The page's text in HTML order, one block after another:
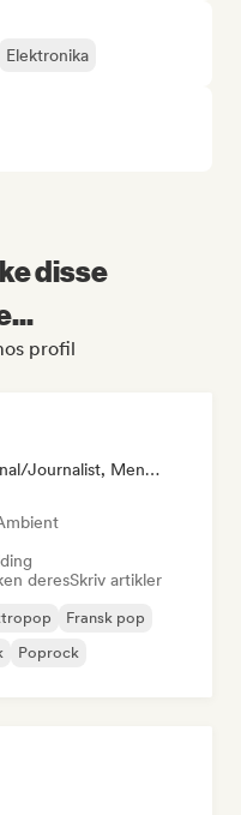
Elektronika
disse
profil
Plateselskap, Mediekanal/journalist, Mentor
deresSkriv artikler
Fransk pop
Poprock